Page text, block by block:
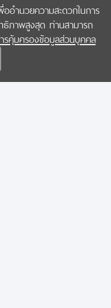
อำนวยความสะดวกในการ
ทธิภาพสูงสุด ท่านสามารถ
รคุ้มครองข้อมูลส่วนบุคคล
มวิทยาศาสตร์ วิจัยและนวัตกรรม
นบุคคล